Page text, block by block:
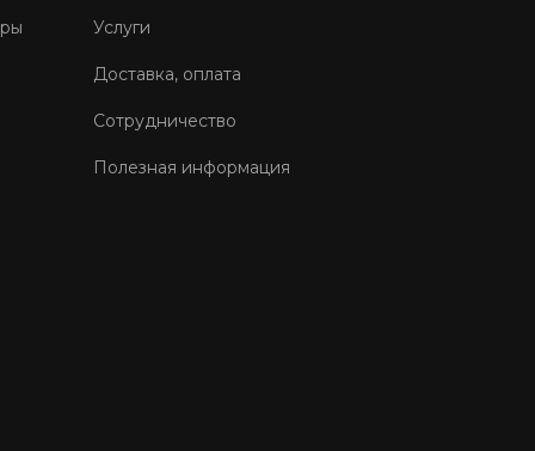
Услуги
Доставка, оплата
Сотрудничество
Полезная информация